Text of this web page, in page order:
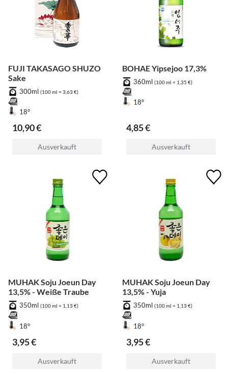
FUJI TAKASAGO SHUZO
Sake
300ml (100 ml = 3,63 €)
18°
10,90 €
Ausverkauft
BOHAE Yipsejoo 17,3%
360ml (100 ml = 1,35 €)
18°
4,85 €
Ausverkauft
MUHAK Soju Joeun Day
13,5% - Weiße Traube
350ml (100 ml = 1,13 €)
18°
3,95 €
Ausverkauft
MUHAK Soju Joeun Day
13,5% - Yuja
350ml (100 ml = 1,13 €)
18°
3,95 €
Ausverkauft